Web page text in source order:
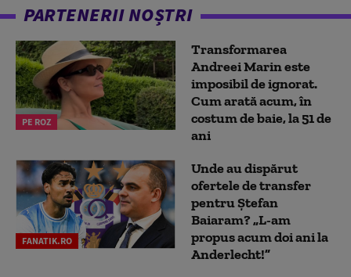
PARTENERII NOȘTRI
PE ROZ
Transformarea
Andreei Marin este
imposibil de ignorat.
Cum arată acum, în
costum de baie, la 51 de
ani
FANATIK.RO
Unde au dispărut
ofertele de transfer
pentru Ștefan
Baiaram? „L-am
propus acum doi ani la
Anderlecht!”